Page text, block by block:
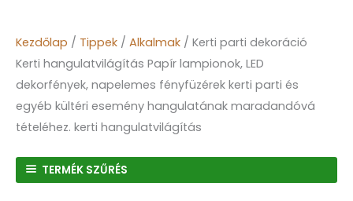
Kezdőlap / Tippek / Alkalmak / Kerti parti dekoráció
Kerti hangulatvilágítás Papír lampionok, LED
dekorfények, napelemes fényfüzérek kerti parti és
egyéb kültéri esemény hangulatának maradandóvá
tételéhez. kerti hangulatvilágítás
TERMÉK SZŰRÉS